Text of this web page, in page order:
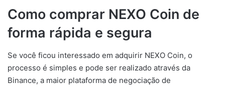
Como comprar NEXO Coin de
forma rápida e segura
Se você ficou interessado em adquirir NEXO Coin, o
processo é simples e pode ser realizado através da
Binance, a maior plataforma de negociação de